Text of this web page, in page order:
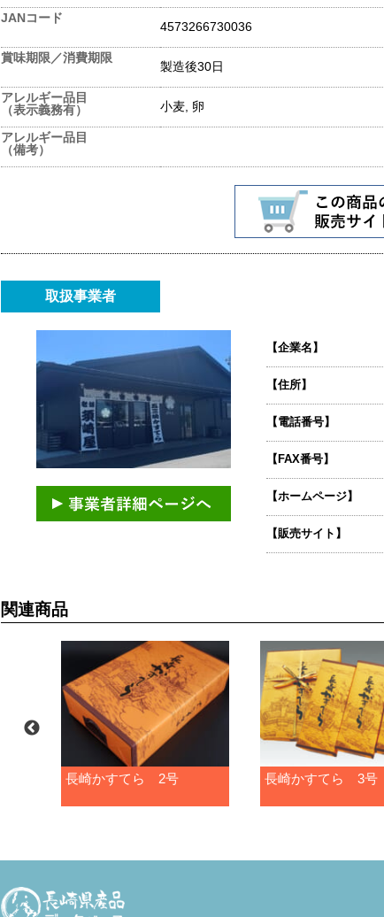
JANコード
4573266730036
賞味期限／消費期限
製造後30日
アレルギー品目
（表示義務有）
小麦, 卵
アレルギー品目
（備考）
取扱事業者
【企業名】
【住所】
【電話番号】
【FAX番号】
【ホームページ】
【販売サイト】
関連商品
長崎かすてら 2号 長崎かすてら 3号